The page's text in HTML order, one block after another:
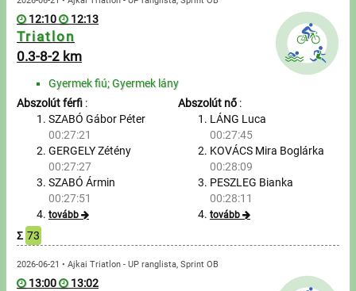
Időmérés
Rendező, szervező
Kapcsolat
Írjon nekünk!
Partnerek, támogatók
Szállás ajánlatok
12:10 12:13
Triatlon
0.3-8-2 km
Gyermek fiú; Gyermek lány
Abszolút férfi :
SZABÓ Gábor Péter
00:27:21
GERGELY Zétény
00:27:27
SZABÓ Ármin
00:27:51
tovább
Abszolút nő:
LÁNG Luca
00:27:45
KOVÁCS Mira Boglárka
00:28:09
PESZLEG Bianka
00:28:11
tovább
Σ 73
2026-06-21 • Ajkai Triatlon - UP ranglista, Sprint OB
13:00 13:02